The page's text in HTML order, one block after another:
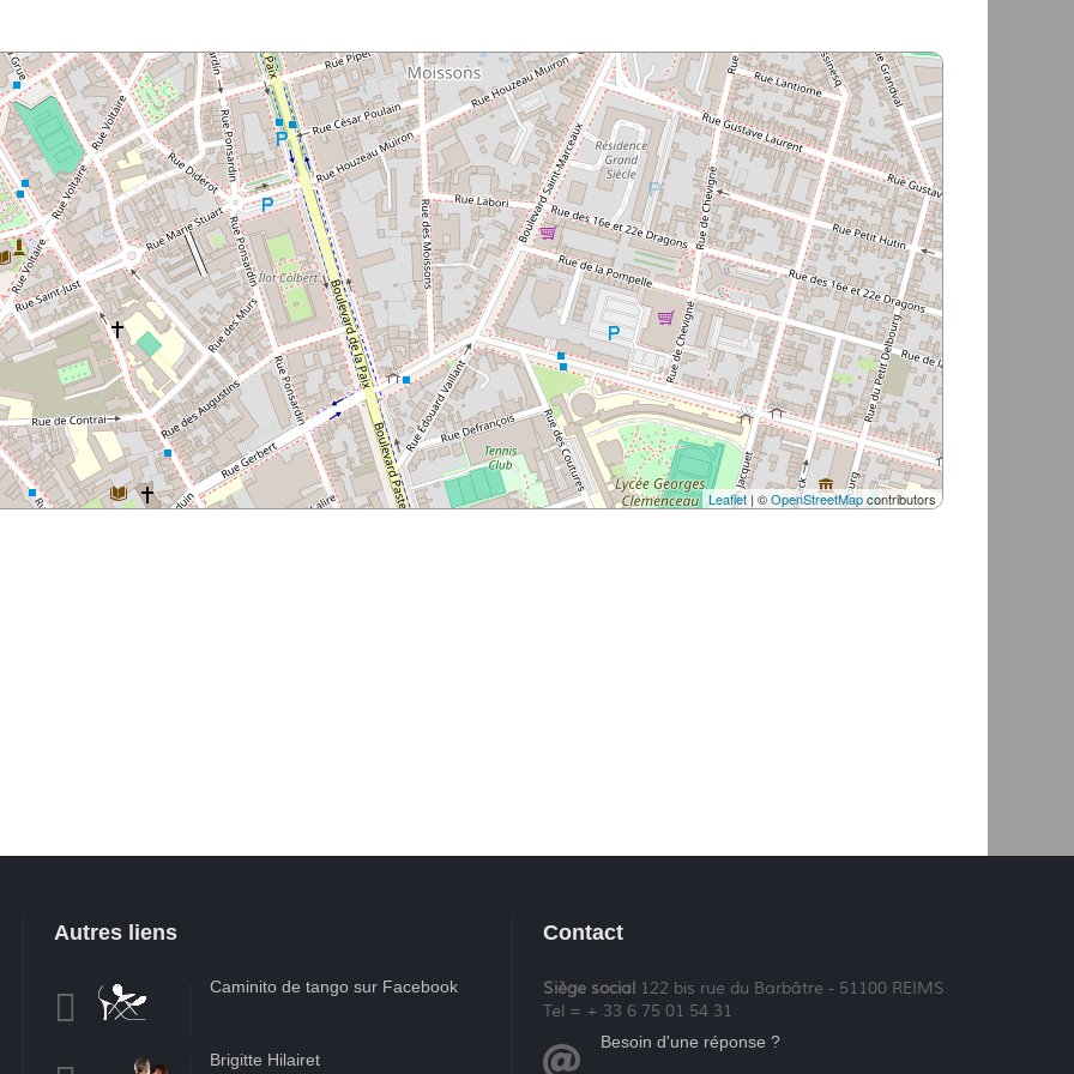
Leaflet | ©OpenStreetMapcontributors
Autres liens
Caminito de tango sur Facebook
Brigitte Hilairet
Contact
Siège social 122 bis rue du Barbâtre - 51100 REIMS
Tel = + 33 6 75 01 54 31
Besoin d'une réponse ?